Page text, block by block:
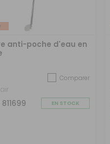
anti-poche d'eau en
Comparer
EN STOCK